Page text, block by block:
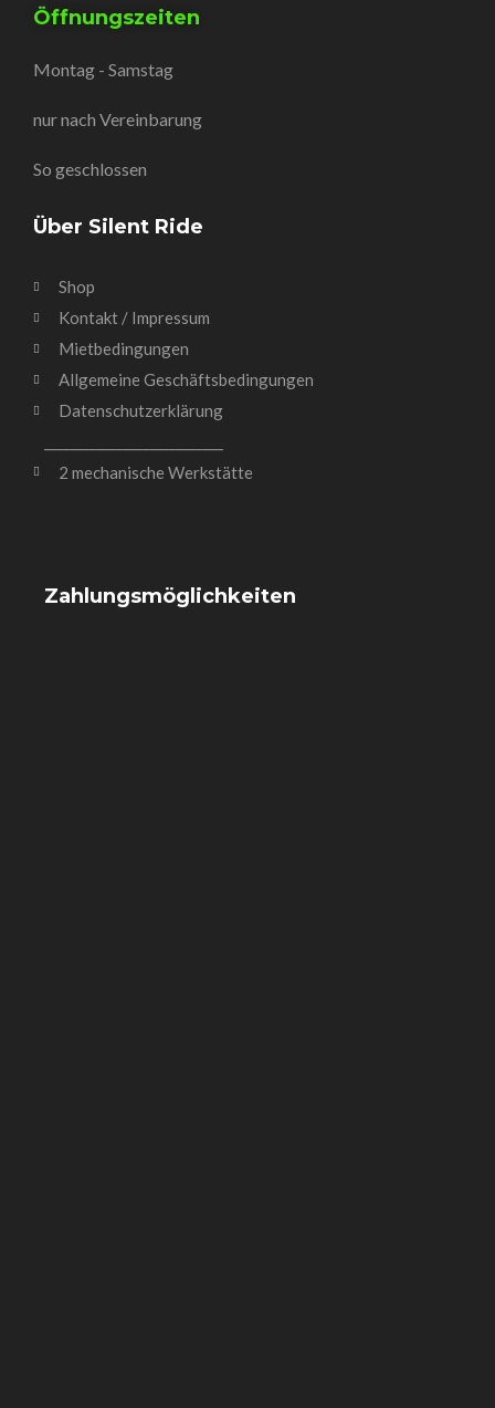
Öffnungszeiten
Montag - Samstag
nur nach Vereinbarung
So geschlossen
Über Silent Ride
Shop
Kontakt / Impressum
Mietbedingungen
Allgemeine Geschäftsbedingungen
Datenschutzerklärung
2 mechanische Werkstätte
Zahlungsmöglichkeiten